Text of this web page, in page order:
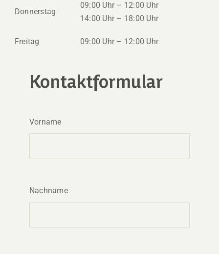
Donnerstag
09:00 Uhr – 12:00 Uhr
14:00 Uhr – 18:00 Uhr
Freitag 09:00 Uhr – 12:00 Uhr
Kontaktformular
Vorname
Nachname